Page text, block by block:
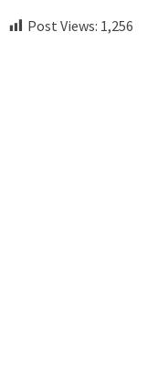
Post Views: 1,256